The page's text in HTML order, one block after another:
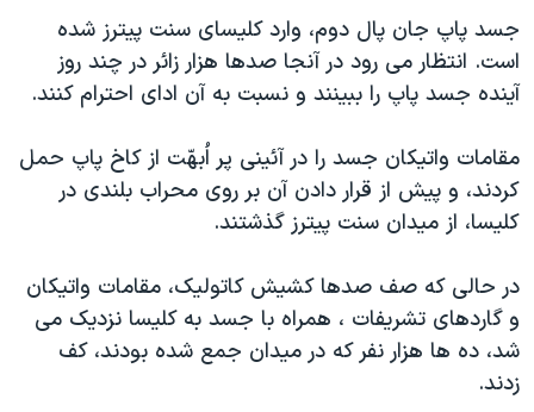
اصلی
جهش
به
جستجو
جهان
ورزشی
گزیده‌ها
ویژه برنامه‌ها
ویدیوها
فرهنگ و زندگی
حقوق شهروندی
اقتصادی
علم و فناوری
صفحه‌های ویژه
جام جهانی ۲۰۲۶
عملیات خشم حماسی
۲۵۰سالگی آمریکا
بایگانی برنامه‌های تلویزیونی
مستندها
انتخابات ریاست جمهوری آمریکا ۲۰۲۴
حمله جمهوری اسلامی به اسرائیل
رمز مهسا
فرکانس‌های صدای آمریکا
پخش رادیویی
یادگیری زبان انگلیسی
دنبال کنید
زبانهای مختلف
جسد پاپ جان پال دوم، وارد کليسای سنت پيترز شده
است. انتظار می رود در آنجا صدها هزار زائر در چند روز
آينده جسد پاپ را ببينند و نسبت به آن ادای احترام کنند.
مقامات واتيکان جسد را در آئينی پر اُبهّت از کاخ پاپ حمل
کردند، و پيش از قرار دادن آن بر روی محراب بلندی در
کليسا، از ميدان سنت پيترز گذشتند.
در حالی که صف صدها کشيش کاتوليک، مقامات واتيکان
و گاردهای تشريفات ، همراه با جسد به کليسا نزديک می
شد، ده ها هزار نفر که در ميدان جمع شده بودند، کف
زدند.